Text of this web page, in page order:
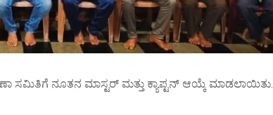
ಸಮಿತಿಗೆ ನೂತನ ಮಾಸ್ಟರ್ ಮತ್ತು ಕ್ಯಾಪ್ಟನ್ ಆಯ್ಕೆ ಮಾಡಲಾಯಿತು.